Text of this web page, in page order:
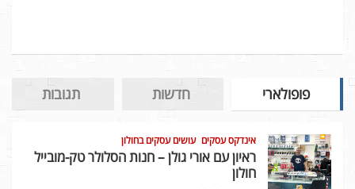
פופולארי חדשות תגובות
אינדקס עסקים עושים עסקים בחולון
ראיון עם אורי גולן – חנות הסלולר טק-מובייל
חולון